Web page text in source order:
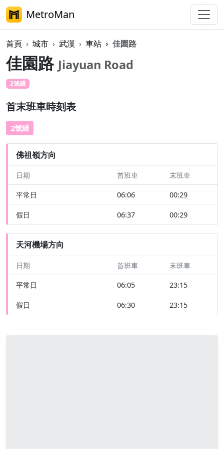
MetroMan
首頁 城市 武漢 車站 佳園路
佳園路 Jiayuan Road
2號綫
首末班車時刻表
2號綫
佛祖嶺方向
日期 首班車 末班車
平常日 06:06 00:29
假日 06:37 00:29
天河機場方向
日期 首班車 末班車
平常日 06:05 23:15
假日 06:30 23:15